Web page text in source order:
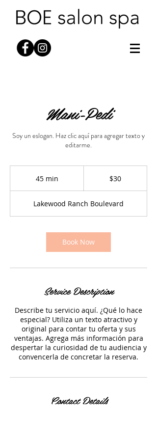
Mani-Pedi
Soy un eslogan. Haz clic aquí para agregar texto y
editarme.
45 min
i
n
estadounidenses
$30
Lakewood Ranch Boulevard
Book Now
Service Description
Describe tu servicio aquí. ¿Qué lo hace
especial? Utiliza un texto atractivo y
original para contar tu oferta y sus
ventajas. Agrega más información para
despertar la curiosidad de tu audiencia y
convencerla de concretar la reserva.
Contact Details